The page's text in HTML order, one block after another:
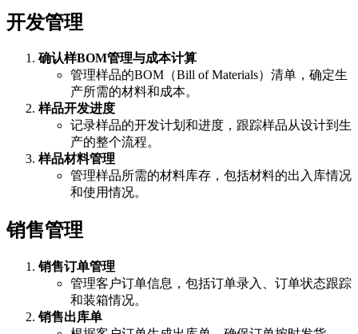
开发管理
确认样BOM管理与成本计算
管理样品的BOM（Bill of Materials）清单，确定生
产所需的材料和成本。
样品开发进度
记录样品的开发计划和进度，跟踪样品从设计到生
产的整个流程。
样品材料管理
管理样品所需的材料库存，包括材料的出入库情况
和使用情况。
销售管理
销售订单管理
管理客户订单信息，包括订单录入、订单状态跟踪
和装箱情况。
销售出库单